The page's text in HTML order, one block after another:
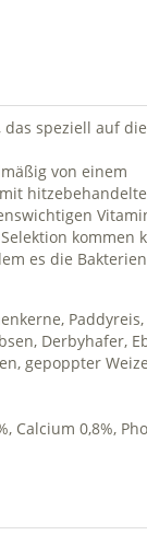
das speziell auf die
von einem
es die
Derbyhafer,
gepoppter
Calcium 0,8%,